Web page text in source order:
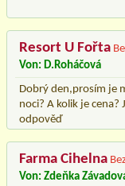
Resort U Fořta
Von: D.Roháčová
Dobrý den,prosím je
noci? A kolik je
odpověď
Farma Cihelna
Von: Zdeňka